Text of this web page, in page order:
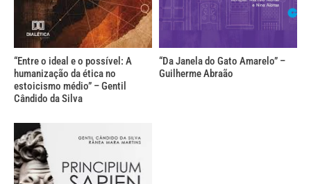
“Entre o ideal e o possível: A
humanização da ética no
estoicismo médio” – Gentil
Cândido da Silva
“Da Janela do Gato Amarelo” –
Guilherme Abraão